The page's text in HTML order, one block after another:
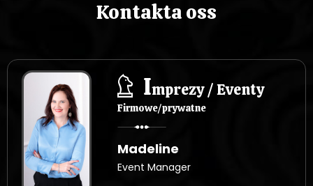
Kontakta oss
Imprezy / Eventy
Firmowe/prywatne
Madeline
Event Manager